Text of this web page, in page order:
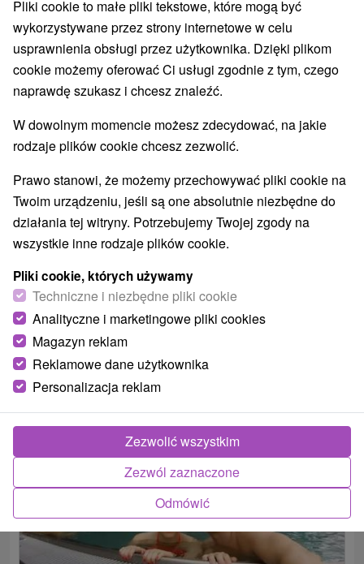
Miejsca sakralne (1) Pola golfowe (1)
Trnavský kraj -Trnava
POKAZ
Pliki cookie to małe pliki tekstowe, które mogą być
wykorzystywane przez strony internetowe w celu
usprawnienia obsługi przez użytkownika. Dzięki plikom
cookie możemy oferować Ci usługi zgodnie z tym, czego
naprawdę szukasz i chcesz znaleźć.
W dowolnym momencie możesz zdecydować, na jakie
rodzaje plików cookie chcesz zezwolić.
Prawo stanowi, że możemy przechowywać pliki cookie na
Twoim urządzeniu, jeśli są one absolutnie niezbędne do
działania tej witryny. Potrzebujemy Twojej zgody na
wszystkie inne rodzaje plików cookie.
Pliki cookie, których używamy
Techniczne i niezbędne pliki cookie
Analityczne i marketingowe pliki cookies
Magazyn reklam
Reklamowe dane użytkownika
Personalizacja reklam
Odmówić
Zezwól zaznaczone
Zezwolić wszystkim